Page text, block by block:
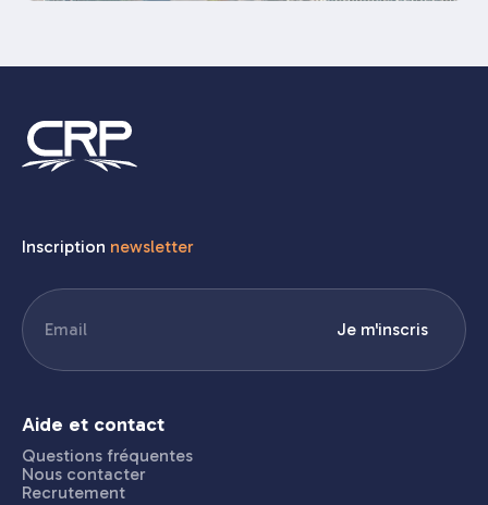
Inscription newsletter
E-
mail (Nécessaire) Je m'inscris
Aide et contact
Questions fréquentes
Nous contacter
Recrutement